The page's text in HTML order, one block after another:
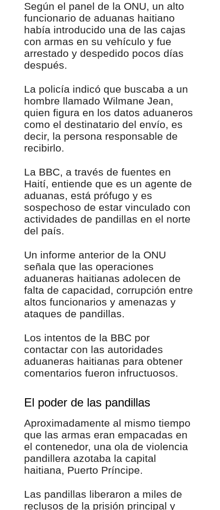
Según el panel de la ONU, un alto
funcionario de aduanas haitiano
había introducido una de las cajas
con armas en su vehículo y fue
arrestado y despedido pocos días
después.
La policía indicó que buscaba a un
hombre llamado Wilmane Jean,
quien figura en los datos aduaneros
como el destinatario del envío, es
decir, la persona responsable de
recibirlo.
La BBC, a través de fuentes en
Haití, entiende que es un agente de
aduanas, está prófugo y es
sospechoso de estar vinculado con
actividades de pandillas en el norte
del país.
Un informe anterior de la ONU
señala que las operaciones
aduaneras haitianas adolecen de
falta de capacidad, corrupción entre
altos funcionarios y amenazas y
ataques de pandillas.
Los intentos de la BBC por
contactar con las autoridades
aduaneras haitianas para obtener
comentarios fueron infructuosos.
El poder de las pandillas
Aproximadamente al mismo tiempo
que las armas eran empacadas en
el contenedor, una ola de violencia
pandillera azotaba la capital
haitiana, Puerto Príncipe.
Las pandillas liberaron a miles de
reclusos de la prisión principal y